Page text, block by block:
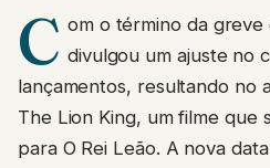
C om o término da greve
divulgou um ajuste no
lançamentos, resultando no
The Lion King, um filme que
para O Rei Leão. A nova